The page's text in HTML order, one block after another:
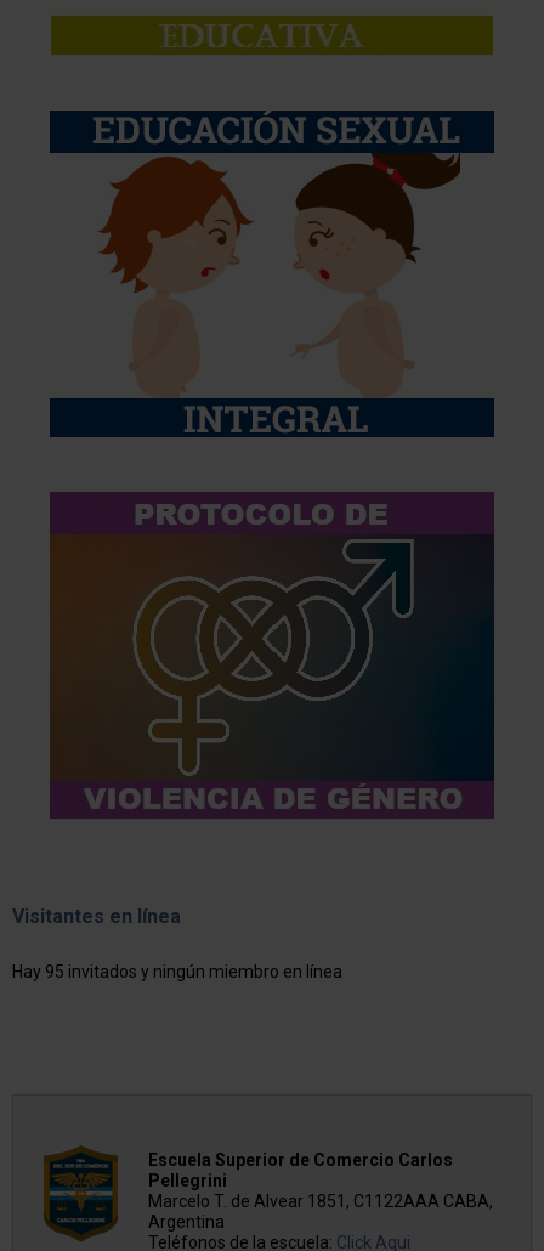
Visitantes en línea
Hay 95 invitados y ningún miembro en línea
Escuela Superior de Comercio Carlos
Pellegrini
Marcelo T. de Alvear 1851, C1122AAA CABA,
Argentina
Teléfonos de la escuela: Click Aqui